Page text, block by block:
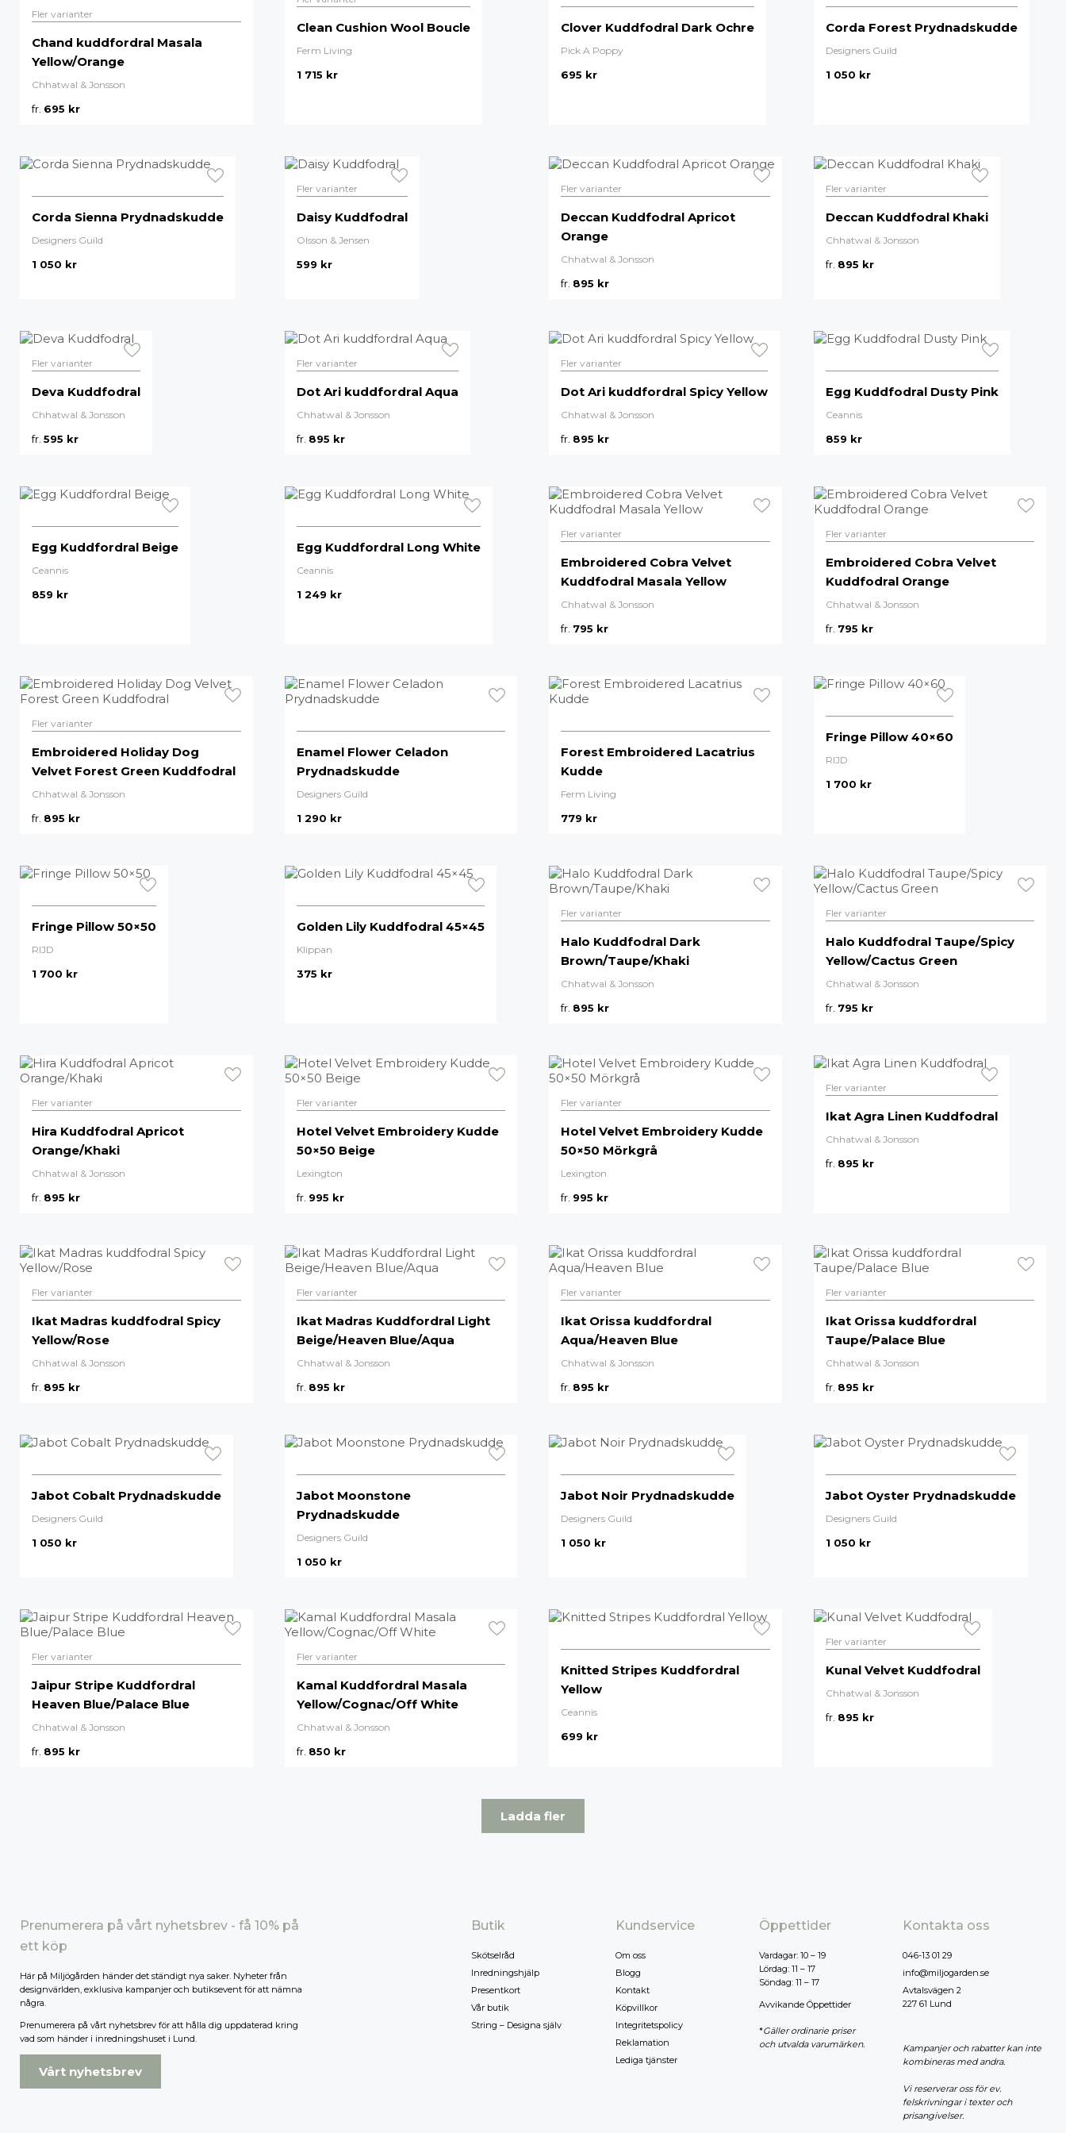
Fler varianter
Chand kuddfordral Masala
Yellow/Orange
Chhatwal & Jonsson
fr. 695 kr
Clean Cushion Wool Boucle
Ferm Living
1 715 kr
Clover Kuddfodral Dark Ochre
Pick A Poppy
695 kr
Corda Forest Prydnadskudde
Designers Guild
1 050 kr
Corda Sienna Prydnadskudde
Designers Guild
1 050 kr
Fler varianter
Daisy Kuddfodral
Olsson & Jensen
599 kr
Fler varianter
Deccan Kuddfodral Apricot
Orange
Chhatwal & Jonsson
fr. 895 kr
Fler varianter
Deccan Kuddfodral Khaki
Chhatwal & Jonsson
fr. 895 kr
Fler varianter
Deva Kuddfodral
Chhatwal & Jonsson
fr. 595 kr
Fler varianter
Dot Ari kuddfordral Aqua
Chhatwal & Jonsson
fr. 895 kr
Fler varianter
Dot Ari kuddfordral Spicy Yellow
Chhatwal & Jonsson
fr. 895 kr
Egg Kuddfodral Dusty Pink
Ceannis
859 kr
Egg Kuddfordral Beige
Ceannis
859 kr
Egg Kuddfordral Long White
Ceannis
1 249 kr
Fler varianter
Embroidered Cobra Velvet
Kuddfodral Masala Yellow
Chhatwal & Jonsson
fr. 795 kr
Fler varianter
Embroidered Cobra Velvet
Kuddfodral Orange
Chhatwal & Jonsson
fr. 795 kr
Fler varianter
Embroidered Holiday Dog
Velvet Forest Green Kuddfodral
Chhatwal & Jonsson
fr. 895 kr
Enamel Flower Celadon
Prydnadskudde
Designers Guild
1 290 kr
Forest Embroidered Lacatrius
Kudde
Ferm Living
779 kr
Fringe Pillow 40×60
RIJD
1 700 kr
Fringe Pillow 50×50
RIJD
1 700 kr
Golden Lily Kuddfodral 45×45
Klippan
375 kr
Fler varianter
Halo Kuddfodral Dark
Brown/Taupe/Khaki
Chhatwal & Jonsson
fr. 895 kr
Fler varianter
Halo Kuddfodral Taupe/Spicy
Yellow/Cactus Green
Chhatwal & Jonsson
fr. 795 kr
Fler varianter
Hira Kuddfodral Apricot
Orange/Khaki
Chhatwal & Jonsson
fr. 895 kr
Fler varianter
Hotel Velvet Embroidery Kudde
50×50 Beige
Lexington
fr. 995 kr
Fler varianter
Hotel Velvet Embroidery Kudde
50×50 Mörkgrå
Lexington
fr. 995 kr
Fler varianter
Ikat Agra Linen Kuddfodral
Chhatwal & Jonsson
fr. 895 kr
Fler varianter
Ikat Madras kuddfodral Spicy
Yellow/Rose
Chhatwal & Jonsson
fr. 895 kr
Fler varianter
Ikat Madras Kuddfordral Light
Beige/Heaven Blue/Aqua
Chhatwal & Jonsson
fr. 895 kr
Fler varianter
Ikat Orissa kuddfordral
Aqua/Heaven Blue
Chhatwal & Jonsson
fr. 895 kr
Fler varianter
Ikat Orissa kuddfordral
Taupe/Palace Blue
Chhatwal & Jonsson
fr. 895 kr
Jabot Cobalt Prydnadskudde
Designers Guild
1 050 kr
Jabot Moonstone
Prydnadskudde
Designers Guild
1 050 kr
Jabot Noir Prydnadskudde
Designers Guild
1 050 kr
Jabot Oyster Prydnadskudde
Designers Guild
1 050 kr
Fler varianter
Jaipur Stripe Kuddfordral
Heaven Blue/Palace Blue
Chhatwal & Jonsson
fr. 895 kr
Fler varianter
Kamal Kuddfordral Masala
Yellow/Cognac/Off White
Chhatwal & Jonsson
fr. 850 kr
Knitted Stripes Kuddfordral
Yellow
Ceannis
699 kr
Fler varianter
Kunal Velvet Kuddfodral
Chhatwal & Jonsson
fr. 895 kr
Ladda fler
Prenumerera på vårt nyhetsbrev - få 10% på
ett köp
Här på Miljögården händer det ständigt nya saker. Nyheter från
designvärlden, exklusiva kampanjer och butiksevent för att nämna
några.
Prenumerera på vårt nyhetsbrev för att hålla dig uppdaterad kring
vad som händer i inredningshuset i Lund.
Vårt nyhetsbrev
Butik
Skötselråd
Inredningshjälp
Presentkort
Vår butik
String – Designa själv
Kundservice
Om oss
Blogg
Kontakt
Köpvillkor
Integritetspolicy
Reklamation
Lediga tjänster
Öppettider
Vardagar: 10 – 19
Lördag: 11 – 17
Söndag: 11 – 17
Avvikande Öppettider
*Gäller ordinarie priser
och utvalda varumärken.
Kontakta oss
046-13 01 29
info@miljogarden.se
Avtalsvägen 2
227 61 Lund
Kampanjer och rabatter kan inte
kombineras med andra.
Vi reserverar oss för ev.
felskrivningar i texter och
prisangivelser.